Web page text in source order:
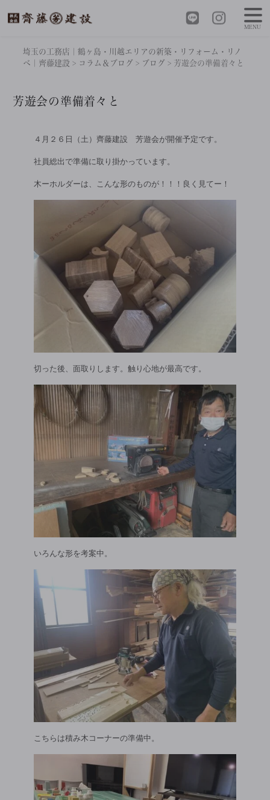
埼玉の工務店｜鶴ヶ島・川越エリアの新築・リフォーム・リノ
ベ｜齊藤建設 > コラム＆ブログ > ブログ > 芳遊会の準備着々と
芳遊会の準備着々と
４月２６日（土）齊藤建設 芳遊会が開催予定です。
社員総出で準備に取り掛かっています。
木ーホルダーは、こんな形のものが！！！良く見てー！
切った後、面取りします。触り心地が最高です。
いろんな形を考案中。
こちらは積み木コーナーの準備中。
MENU